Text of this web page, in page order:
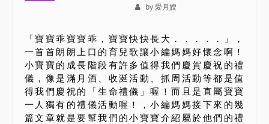
by 愛月嫂
「寶寶乖寶寶乖，寶寶快快長大．．．．．」，
一首首朗朗上口的育兒歌讓小編媽媽好懷念啊！
小寶寶的成長階段有許多值得我們慶賀慶祝的禮
儀，像是滿月酒、收涎活動、抓周活動等都是值
得我們慶祝的「生命禮儀」喔！而且是直屬寶寶
一人獨有的禮儀活動喔！，小編媽媽接下來的幾
篇文章就是要幫我們的小寶寶介紹屬於他們的禮